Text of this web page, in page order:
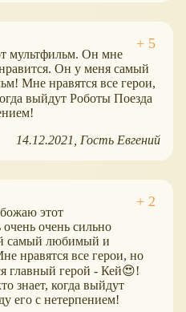
мультфильм. Он мне
Он у меня самый
Мне нравятся все герои,
выйдут Роботы Поезда
14.12.2021 Гость Евгений
этот
очень сильно
самый любимый и
нравятся все герои, но
главный герой - Кей😍!
знает, когда выйдут
его с нетерпением!